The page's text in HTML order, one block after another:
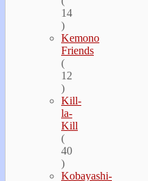
14
)
Kemono
Friends
(
12
)
Kill-
la-
Kill
(
40
)
Kobayashi-